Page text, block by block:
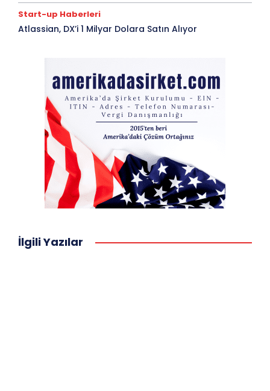
Start-up Haberleri
Atlassian, DX’i 1 Milyar Dolara Satın Alıyor
İlgili Yazılar